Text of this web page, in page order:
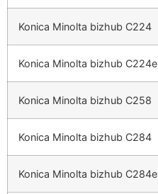
Konica Minolta bizhub C224
Konica Minolta bizhub C224e
Konica Minolta bizhub C258
Konica Minolta bizhub C284
Konica Minolta bizhub C284e